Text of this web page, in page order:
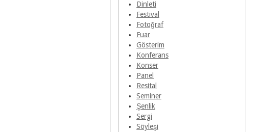
Dinleti
Festival
Fotoğraf
Fuar
Gösterim
Konferans
Konser
Panel
Resital
Seminer
Şenlik
Sergi
Söyleşi